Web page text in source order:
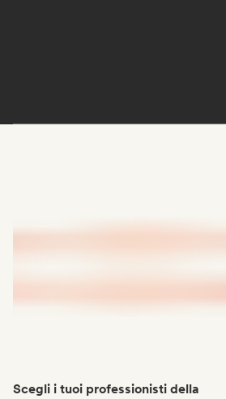
Scegli i tuoi professionisti della